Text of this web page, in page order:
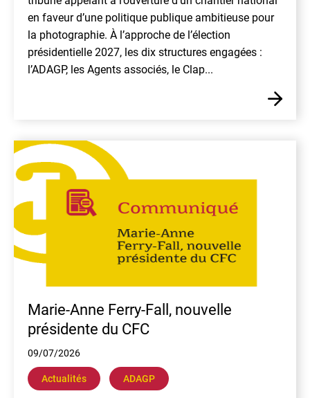
en faveur d’une politique publique ambitieuse pour
la photographie. À l’approche de l’élection
présidentielle 2027, les dix structures engagées :
l’ADAGP, les Agents associés, le Clap...
Marie-Anne Ferry-Fall, nouvelle
présidente du CFC
09/07/2026
Actualités ADAGP